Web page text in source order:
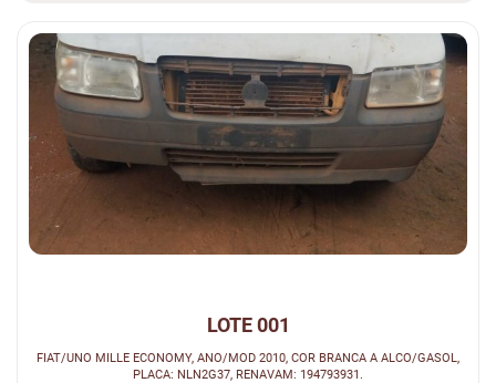
LOTE 001
FIAT/UNO MILLE ECONOMY, ANO/MOD 2010, COR BRANCA A ALCO/GASOL,
PLACA: NLN2G37, RENAVAM: 194793931.